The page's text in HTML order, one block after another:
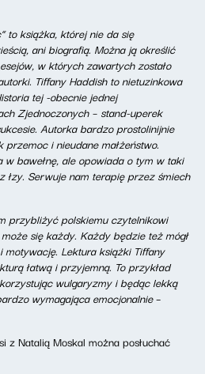
to książka, której nie da się
ani biografią. Można ją określić
w których zawartych zostało
Tiffany Haddish to nietuzinkowa
tej -obecnie jednej
Zjednoczonych – stand-uperek
Autorka bardzo prostolinijnie
i nieudane małżeństwo.
bawełnę, ale opowiada o tym w taki
łzy. Serwuje nam terapię przez śmiech
przybliżyć polskiemu czytelnikowi
się każdy. Każdy będzie też mógł
motywację. Lektura książki Tiffany
łatwą i przyjemną. To przykład
wulgaryzmy i będąc lekką
wymagająca emocjonalnie–
z Natalią Moskal można posłuchać